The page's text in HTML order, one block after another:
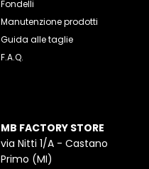
Fondelli
Manutenzione prodotti
Guida alle taglie
F.A.Q.
MB FACTORY STORE
via Nitti 1/A - Castano
Primo (MI)